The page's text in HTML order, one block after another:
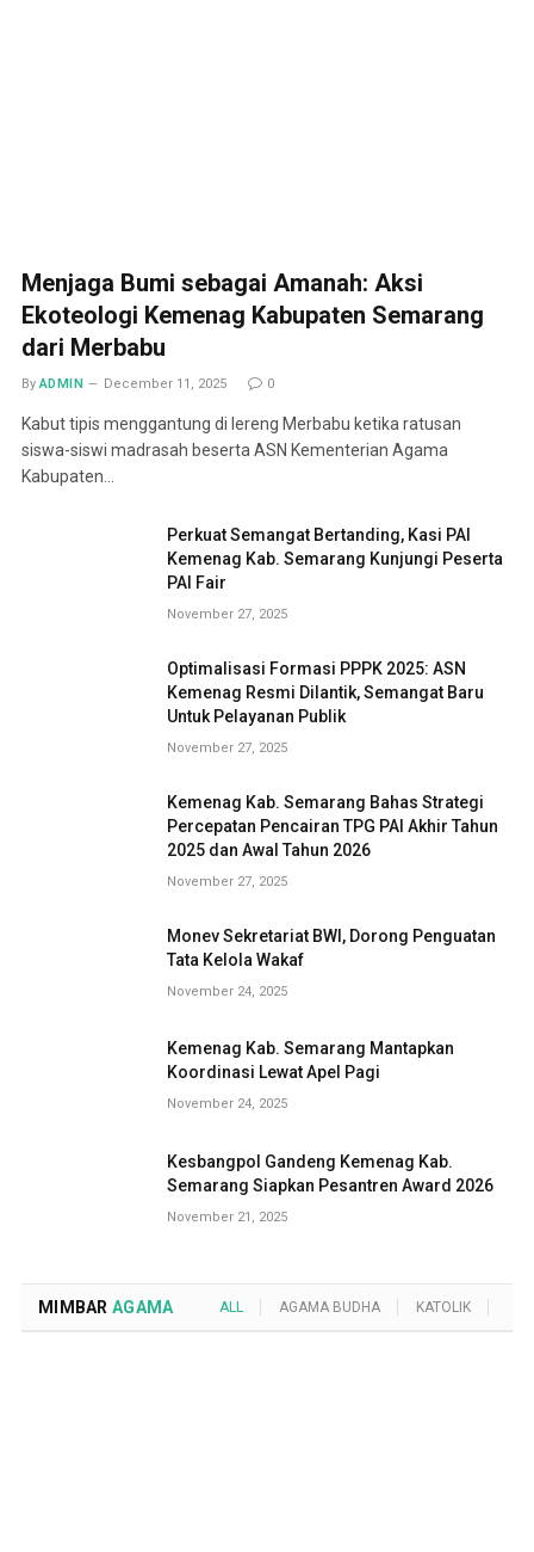
Menjaga Bumi sebagai Amanah: Aksi
Ekoteologi Kemenag Kabupaten Semarang
dari Merbabu
By ADMIN December 11, 2025 0
Kabut tipis menggantung di lereng Merbabu ketika ratusan
siswa-siswi madrasah beserta ASN Kementerian Agama
Kabupaten…
Perkuat Semangat Bertanding, Kasi PAI
Kemenag Kab. Semarang Kunjungi Peserta
PAI Fair
November 27, 2025
Optimalisasi Formasi PPPK 2025: ASN
Kemenag Resmi Dilantik, Semangat Baru
Untuk Pelayanan Publik
November 27, 2025
Kemenag Kab. Semarang Bahas Strategi
Percepatan Pencairan TPG PAI Akhir Tahun
2025 dan Awal Tahun 2026
November 27, 2025
Monev Sekretariat BWI, Dorong Penguatan
Tata Kelola Wakaf
November 24, 2025
Kemenag Kab. Semarang Mantapkan
Koordinasi Lewat Apel Pagi
November 24, 2025
Kesbangpol Gandeng Kemenag Kab.
Semarang Siapkan Pesantren Award 2026
November 21, 2025
MIMBAR AGAMA ALL AGAMA BUDHA KATOLIK